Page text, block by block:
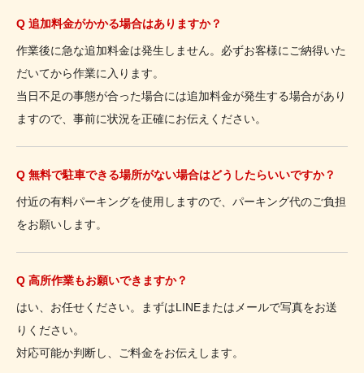
Q 追加料金がかかる場合はありますか？
作業後に急な追加料金は発生しません。必ずお客様にご納得いた
だいてから作業に入ります。
当日不足の事態が合った場合には追加料金が発生する場合があり
ますので、事前に状況を正確にお伝えください。
Q 無料で駐車できる場所がない場合はどうしたらいいですか？
付近の有料パーキングを使用しますので、パーキング代のご負担
をお願いします。
Q 高所作業もお願いできますか？
はい、お任せください。まずはLINEまたはメールで写真をお送
りください。
対応可能か判断し、ご料金をお伝えします。